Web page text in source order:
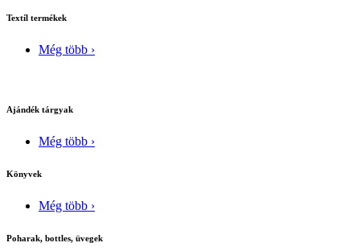
Textíl termékek
Még több ›
Ajándék tárgyak
Még több ›
Könyvek
Még több ›
Poharak, bottles, üvegek